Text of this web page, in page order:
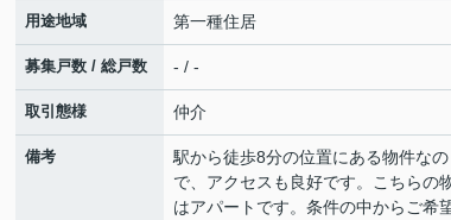
用途地域 第一種住居
募集戸数 / 総戸数 - / -
取引態様 仲介
備考
駅から徒歩8分の位置にある物件なの
で、アクセスも良好です。こちらの
はアパートです。条件の中からご希